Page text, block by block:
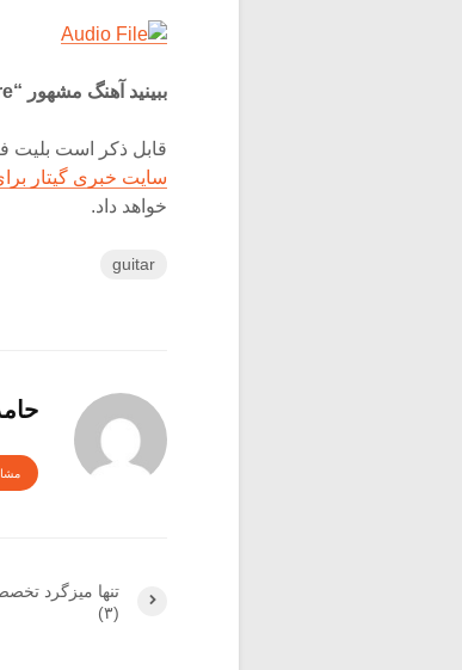
ببینید آهنگ مشهور “No Volvere” گروه جیپسی کینگ را با صدای حسن نجف
قابل ذکر است
سایت خبری گیتار
خواهد داد.
guitar
تنها میزگرد
(۳)